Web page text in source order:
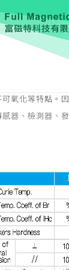
元素組成，具有
氧化等特點。
器、檢測器、